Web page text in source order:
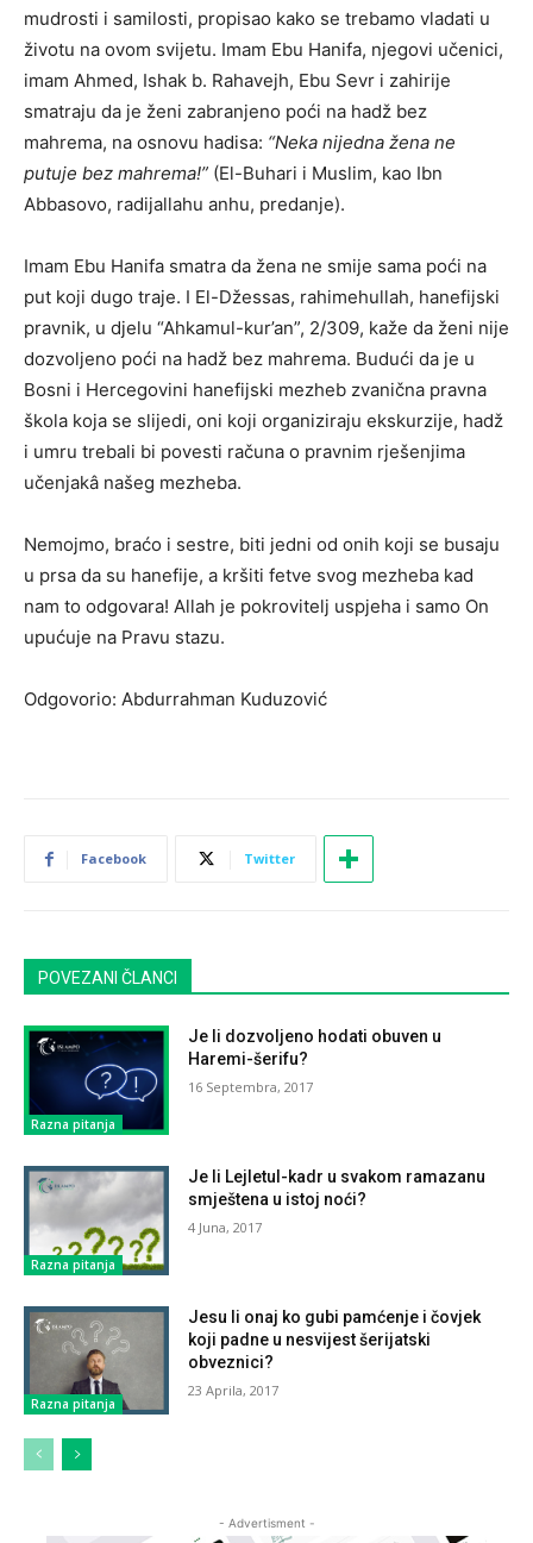
mudrosti i samilosti, propisao kako se trebamo vladati u
životu na ovom svijetu. Imam Ebu Hanifa, njegovi učenici,
imam Ahmed, Ishak b. Rahavejh, Ebu Sevr i zahirije
smatraju da je ženi zabranjeno poći na hadž bez
mahrema, na osnovu hadisa: “Neka nijedna žena ne
putuje bez mahrema!” (El-Buhari i Muslim, kao Ibn
Abbasovo, radijallahu anhu, predanje).
Imam Ebu Hanifa smatra da žena ne smije sama poći na
put koji dugo traje. I El-Džessas, rahimehullah, hanefijski
pravnik, u djelu “Ahkamul-kur’an”, 2/309, kaže da ženi nije
dozvoljeno poći na hadž bez mahrema. Budući da je u
Bosni i Hercegovini hanefijski mezheb zvanična pravna
škola koja se slijedi, oni koji organiziraju ekskurzije, hadž
i umru trebali bi povesti računa o pravnim rješenjima
učenjakâ našeg mezheba.
Nemojmo, braćo i sestre, biti jedni od onih koji se busaju
u prsa da su hanefije, a kršiti fetve svog mezheba kad
nam to odgovara! Allah je pokrovitelj uspjeha i samo On
upućuje na Pravu stazu.
Odgovorio: Abdurrahman Kuduzović
Facebook Twitter
POVEZANI ČLANCI
Razna pitanja
Je li dozvoljeno hodati obuven u
Haremi-šerifu?
16 Septembra, 2017
Razna pitanja
Je li Lejletul-kadr u svakom ramazanu
smještena u istoj noći?
4 Juna, 2017
Razna pitanja
Jesu li onaj ko gubi pamćenje i čovjek
koji padne u nesvijest šerijatski
obveznici?
23 Aprila, 2017
- Advertisment -